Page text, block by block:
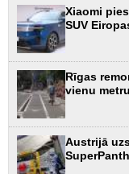
Xiaomi
SUV
Rīgas
vienu
Austrijā